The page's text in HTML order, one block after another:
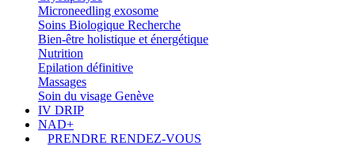
Microneedling exosome
Soins Biologique Recherche
Bien-être holistique et énergétique
Nutrition
Epilation définitive
Massages
Soin du visage Genève
IV DRIP
NAD+
PRENDRE RENDEZ-VOUS